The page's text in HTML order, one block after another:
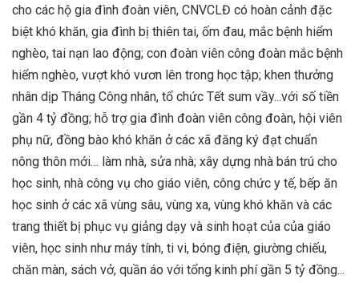
cho các hộ gia đình đoàn viên, CNVCLĐ có hoàn cảnh đặc
biệt khó khăn, gia đình bị thiên tai, ốm đau, mắc bệnh hiểm
nghèo, tai nạn lao động; con đoàn viên công đoàn mắc bệnh
hiểm nghèo, vượt khó vươn lên trong học tập; khen thưởng
nhân dịp Tháng Công nhân, tổ chức Tết sum vầy...với số tiền
gần 4 tỷ đồng; hỗ trợ gia đình đoàn viên công đoàn, hội viên
phụ nữ, đồng bào khó khăn ở các xã đăng ký đạt chuẩn
nông thôn mới… làm nhà, sửa nhà; xây dựng nhà bán trú cho
học sinh, nhà công vụ cho giáo viên, công chức y tế, bếp ăn
học sinh ở các xã vùng sâu, vùng xa, vùng khó khăn và các
trang thiết bị phục vụ giảng dạy và sinh hoạt của của giáo
viên, học sinh như máy tính, ti vi, bóng điện, giường chiếu,
chăn màn, sách vở, quần áo với tổng kinh phí gần 5 tỷ đồng...